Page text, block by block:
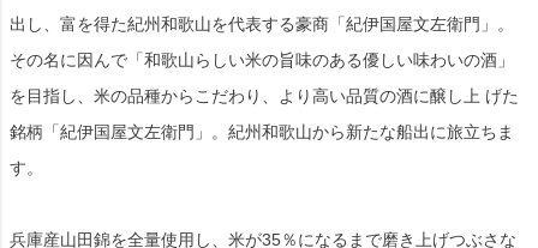
出し、富を得た紀州和歌山を代表する豪商「紀伊国屋文左衛門」。
その名に因んで「和歌山らしい米の旨味のある優しい味わいの酒」
を目指し、米の品種からこだわり、より高い品質の酒に醸し上 げた
銘柄「紀伊国屋文左衛門」。紀州和歌山から新たな船出に旅立ちま
す。
兵庫産山田錦を全量使用し、米が35％になるまで磨き上げつぶさな